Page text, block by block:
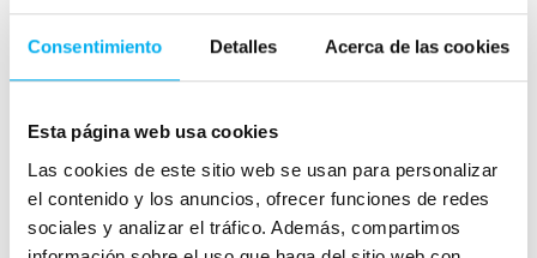
Consentimiento Detalles Acerca de las cookies
Esta página web usa cookies
Las cookies de este sitio web se usan para personalizar
el contenido y los anuncios, ofrecer funciones de redes
sociales y analizar el tráfico. Además, compartimos